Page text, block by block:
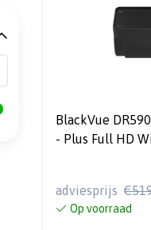
BlackVue
- Plus Full HD
adviesprijs
Op voorraad